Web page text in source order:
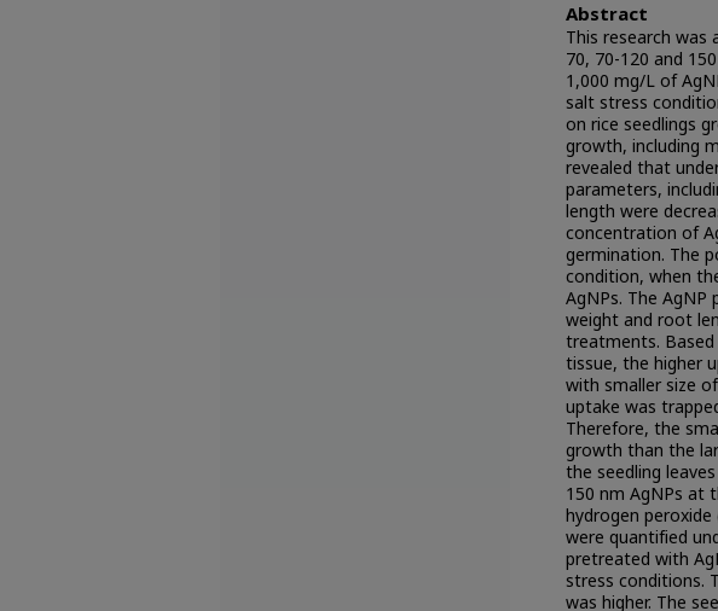
Abstract
This research
70, 70-120 and
1,000 mg/L of
salt stress
on rice seedlings
growth, including
revealed that
parameters,
length were
concentration of
germination. The
condition, when
AgNPs. The
weight and root
treatments.
tissue, the higher
with smaller size
uptake was
Therefore, the
growth than the
the seedling
150 nm AgNPs at
hydrogen
were quantified
pretreated with
stress conditions.
was higher. The